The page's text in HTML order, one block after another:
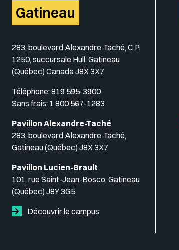
Gatineau
283, boulevard Alexandre-Taché, C.P.
1250, succursale Hull, Gatineau
(Québec) Canada J8X 3X7
Téléphone:819 595-3900
Sans frais: 1 800 567-1283
Pavillon Alexandre-Taché
283, boulevard Alexandre-Taché,
Gatineau (Québec) J8X 3X7
Pavillon Lucien-Brault
101, rue Saint-Jean-Bosco, Gatineau
(Québec) J8Y 3G5
Découvrir le campus